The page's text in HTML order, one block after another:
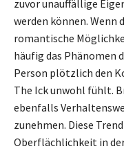
zuvor unauffällige
werden können. Wenn
romantische
häufig das Phänomen
Person plötzlich den
The Ick unwohl fühlt.
ebenfalls
zunehmen. Diese
Oberflächlichkeit in